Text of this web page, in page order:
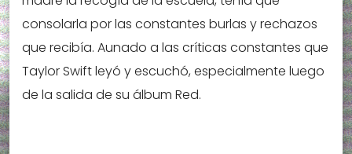
consolarla por las constantes burlas y rechazos
que recibía. Aunado a las críticas constantes que
Taylor Swift leyó y escuchó, especialmente luego
de la salida de su álbum Red.